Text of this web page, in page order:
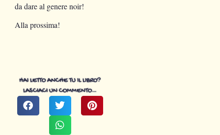
HAI LETTO ANCHE TU IL LIBRO?
LASCIACI UN COMMENTO…
da dare al genere noir!
Alla prossima!